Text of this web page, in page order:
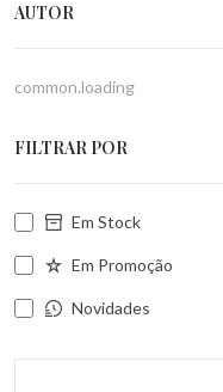
AUTOR
common.loading
FILTRAR POR
Em Stock
Em Promoção
Novidades